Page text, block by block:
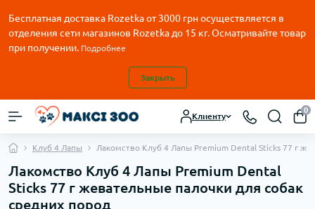
Бесплатная доставка Rozetka от3000 грн осуществляется в
отделения сети магазинов Rozetka до 15 кг. Осматривайте товар
при получении. Подробнее
Закрыть
Клиенту
0
Клуб 4 Лапы Лакомство Клуб 4 Лапы Premium Dental Sticks 77 г
Лакомство Клуб 4 Лапы Premium Dental
Sticks 77 г жевательные палочки для собак
средних пород